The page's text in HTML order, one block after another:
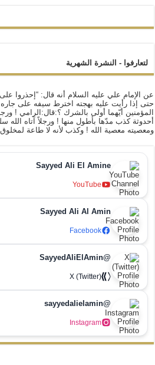
لتعارفوا - النشرة الشهرية
عن الإمام علي عليه السلام أنه قال: “إحذروا على
حتى إذا رأيت عليه بهجته اخترط سيفه على
المؤمنين أيّهما أولى بالشرك ؟:قال:الرامي !
أحدوثة كذب مدّها بأطول منها ! ورجلاً آتاه الله
ومعصيته معصية الله ! وكذب لأنه لا طاعة
Sayyed Ali El Amine
YouTube
Sayyed Ali Al Amin
Facebook
@SayyedAliElAmin
X (Twitter)
@sayyedalielamin
Instagram